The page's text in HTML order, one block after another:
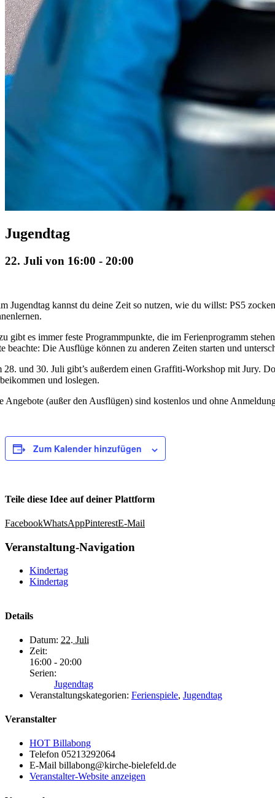
Jugendtag
22. Juli von 16:00 - 20:00
Jugendtag kannst du deine Zeit so nutzen, wie du willst: PS5
gibt es immer feste Programmpunkte, die im Ferienprogramm
beachte: Die Ausflüge können zu anderen Zeiten starten und
28. und 30. Juli gibt’s außerdem einen Graffiti-Workshop mit Jury.
und loslegen.
Angebote (außer den Ausflügen) sind kostenlos und ohne
Zum Kalender hinzufügen
Teile diese Idee auf deiner Plattform
FacebookWhatsAppPinterestE-Mail
Veranstaltung-Navigation
Kindertag
Kindertag
Details
Datum: 22. Juli
Zeit:
16:00 - 20:00
Serien:
Jugendtag
Veranstaltungskategorien: Ferienspiele, Jugendtag
Veranstalter
HOT Billabong
Telefon 05213292064
E-Mail billabong@kirche-bielefeld.de
Veranstalter-Website anzeigen